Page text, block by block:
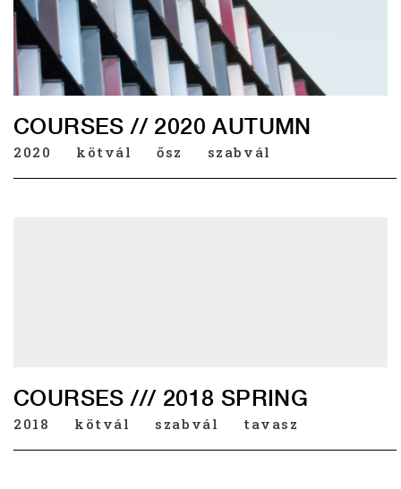
COURSES // 2020 AUTUMN
2020 kötvál ősz szabvál
COURSES /// 2018 SPRING
2018 kötvál szabvál tavasz